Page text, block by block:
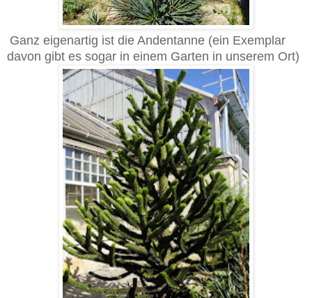
Ganz eigenartig ist die Andentanne (ein Exemplar
davon gibt es sogar in einem Garten in unserem Ort)